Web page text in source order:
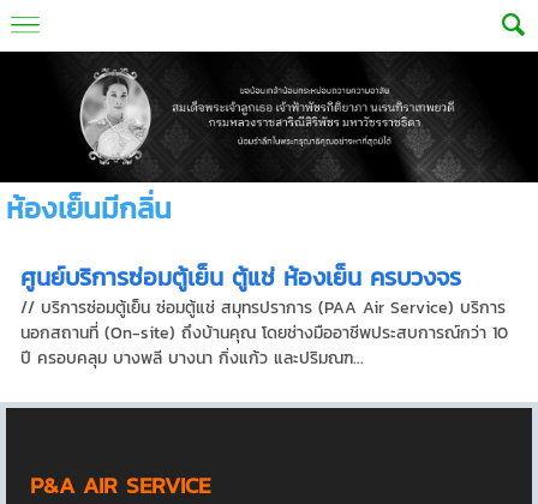
ห้องเย็นมีกลิ่น
ศูนย์บริการซ่อมตู้เย็น ตู้แช่ ห้องเย็น ครบวงจร
// บริการซ่อมตู้เย็น ซ่อมตู้แช่ สมุทรปราการ (PAA Air Service) บริการ
นอกสถานที่ (On-site) ถึงบ้านคุณ โดยช่างมืออาชีพประสบการณ์กว่า 10
ปี ครอบคลุม บางพลี บางนา กิ่งแก้ว และปริมณฑ...
P&A AIR SERVICE